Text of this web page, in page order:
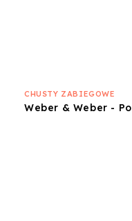
CHUSTY ZABIEGOWE